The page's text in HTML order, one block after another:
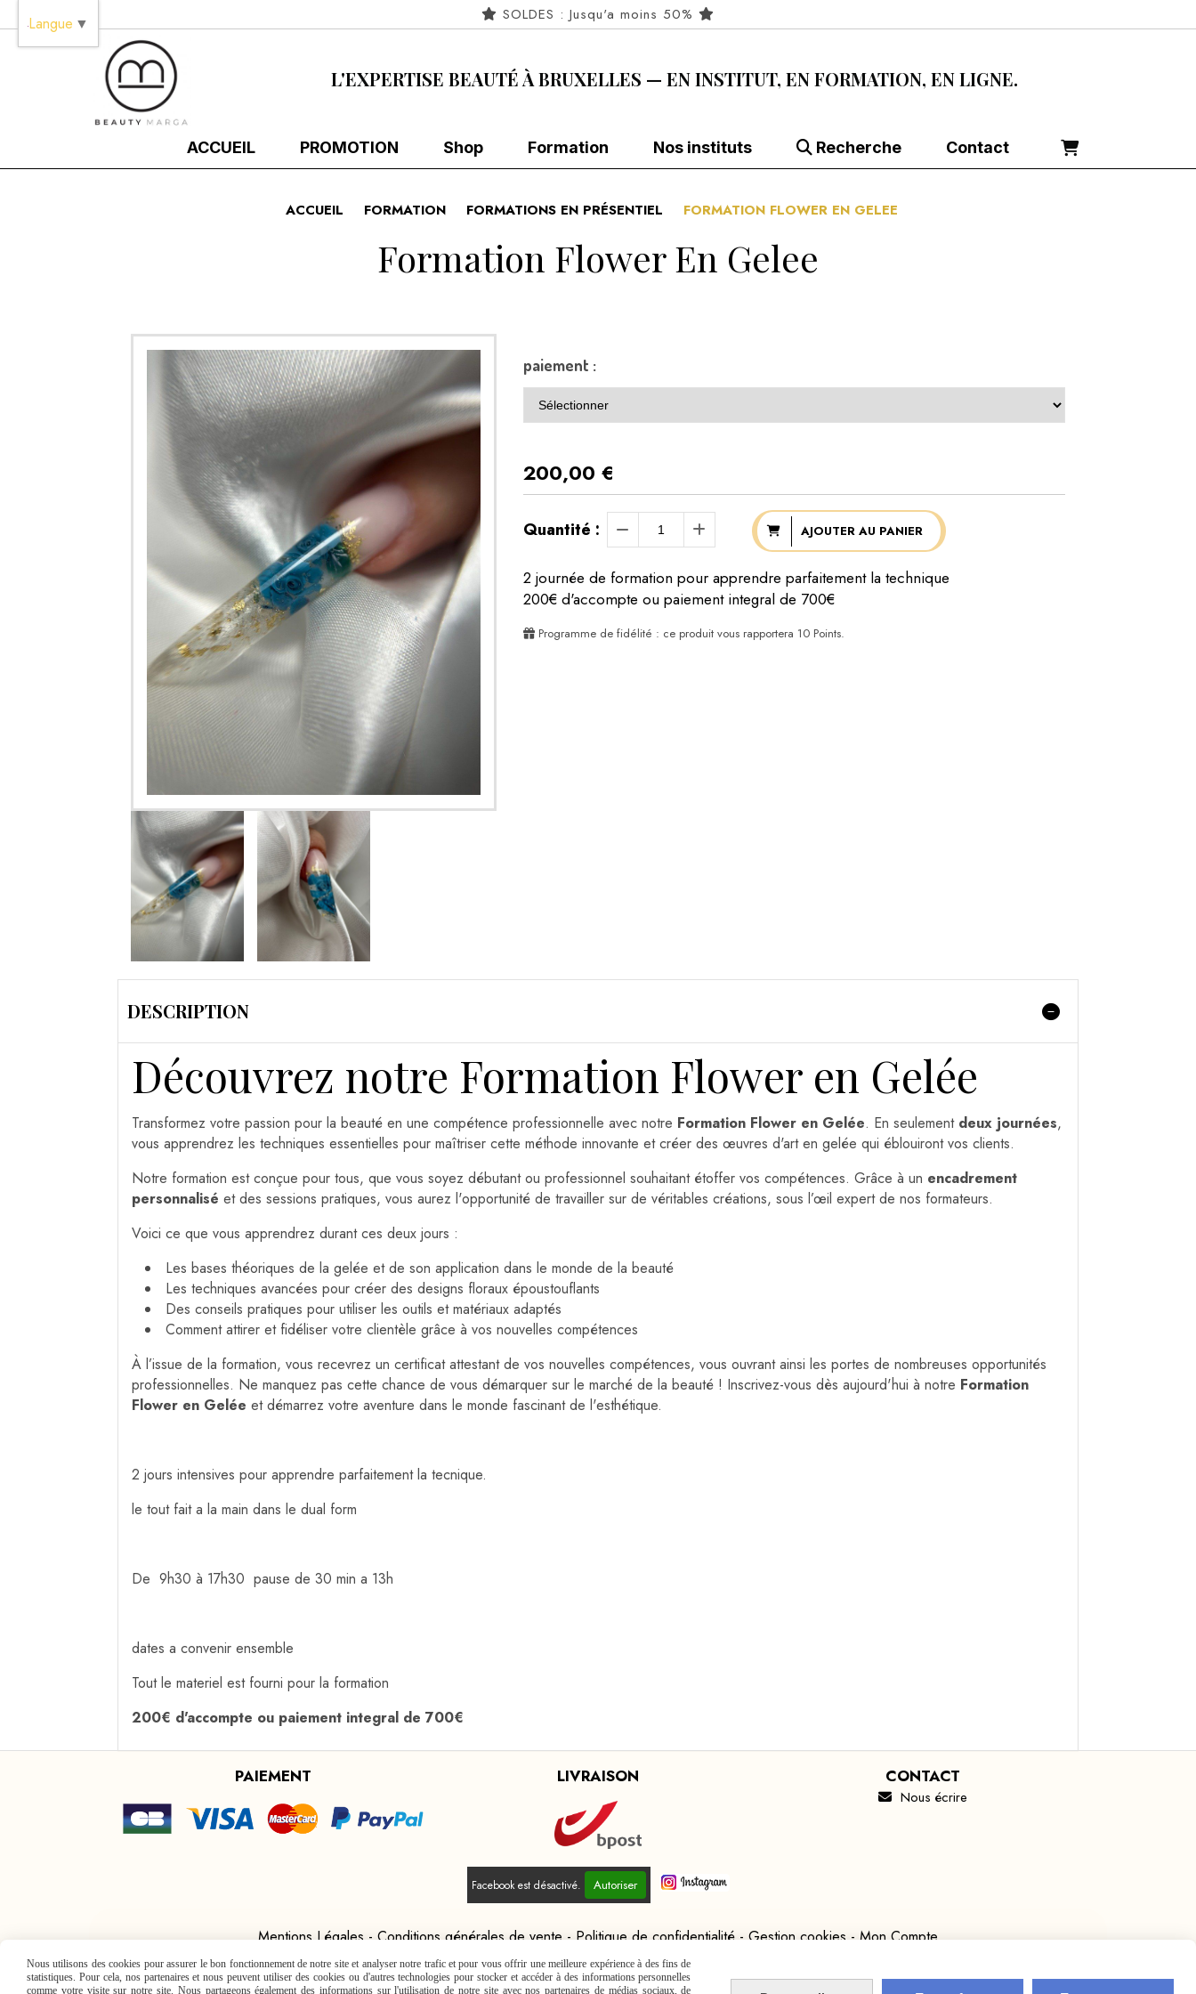
SOLDES : Jusqu'a moins 50%
L'EXPERTISE BEAUTÉ À BRUXELLES — EN INSTITUT, EN FORMATION, EN LIGNE.
ACCUEIL PROMOTION Shop Formation Nos instituts Recherche Contact
ACCUEIL FORMATION FORMATIONS EN PRÉSENTIEL FORMATION FLOWER EN GELEE
Formation Flower En Gelee
paiement :
200,00 €
Quantité : AJOUTER AU PANIER
2 journée de formation pour apprendre parfaitement la technique
200€ d'accompte ou paiement integral de 700€
Programme de fidélité : ce produit vous rapportera 10Points.
DESCRIPTION
Découvrez notre Formation Flower en Gelée
Transformez votre passion pour la beauté en une compétence professionnelle avec notre Formation Flower en Gelée. En seulement deux journées,
vous apprendrez les techniques essentielles pour maîtriser cette méthode innovante et créer des œuvres d'art en gelée qui éblouiront vos clients.
Notre formation est conçue pour tous, que vous soyez débutant ou professionnel souhaitant étoffer vos compétences. Grâce à un encadrement
personnalisé et des sessions pratiques, vous aurez l'opportunité de travailler sur de véritables créations, sous l’œil expert de nos formateurs.
Voici ce que vous apprendrez durant ces deux jours :
Les bases théoriques de la gelée et de son application dans le monde de la beauté
Les techniques avancées pour créer des designs floraux époustouflants
Des conseils pratiques pour utiliser les outils et matériaux adaptés
Comment attirer et fidéliser votre clientèle grâce à vos nouvelles compétences
À l’issue de la formation, vous recevrez un certificat attestant de vos nouvelles compétences, vous ouvrant ainsi les portes de nombreuses opportunités
professionnelles. Ne manquez pas cette chance de vous démarquer sur le marché de la beauté ! Inscrivez-vous dès aujourd'hui à notre Formation
Flower en Gelée et démarrez votre aventure dans le monde fascinant de l'esthétique.
2 jours intensives pour apprendre parfaitement la tecnique.
le tout fait a la main dans le dual form
De 9h30 à 17h30 pause de 30 min a 13h
dates a convenir ensemble
Tout le materiel est fourni pour la formation
200€ d'accompte ou paiement integral de 700€
PAIEMENT LIVRAISON CONTACT
 Nous écrire
Facebook est désactivé. Autoriser
Mentions Légales Conditions générales de vente Politique de confidentialité Gestion cookies Mon Compte
Langue ▼
Nous utilisons des cookies pour assurer le bon fonctionnement de notre site et analyser notre trafic et pour vous offrir une meilleure expérience à des fins de
statistiques. Pour cela, nos partenaires et nous peuvent utiliser des cookies ou d'autres technologies pour stocker et accéder à des informations personnelles
comme votre visite sur notre site. Nous partageons également des informations sur l'utilisation de notre site avec nos partenaires de médias sociaux, de